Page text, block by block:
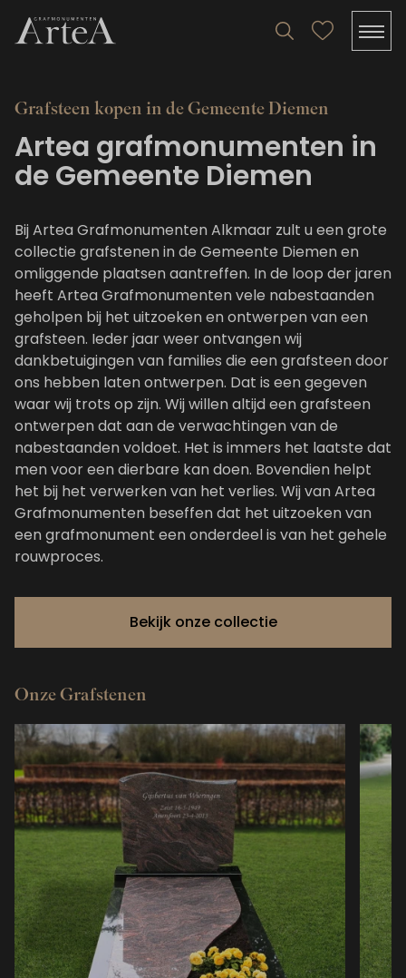
Grafsteen kopen in de Gemeente Diemen
Artea grafmonumenten in
de Gemeente Diemen
Bij Artea Grafmonumenten Alkmaar zult u een grote
collectie grafstenen in de Gemeente Diemen en
omliggende plaatsen aantreffen. In de loop der jaren
heeft Artea Grafmonumenten vele nabestaanden
geholpen bij het uitzoeken en ontwerpen van een
grafsteen. Ieder jaar weer ontvangen wij
dankbetuigingen van families die een grafsteen door
ons hebben laten ontwerpen. Dat is een gegeven
waar wij trots op zijn. Wij willen altijd een grafsteen
ontwerpen dat aan de verwachtingen van de
nabestaanden voldoet. Het is immers het laatste dat
men voor een dierbare kan doen. Bovendien helpt
het bij het verwerken van het verlies. Wij van Artea
Grafmonumenten beseffen dat het uitzoeken van
een grafmonument een onderdeel is van het gehele
rouwproces.
Bekijk onze collectie
Onze Grafstenen